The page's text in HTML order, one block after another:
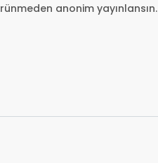
anonim yayınlansın.